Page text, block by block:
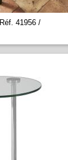
Réf. 41956 /